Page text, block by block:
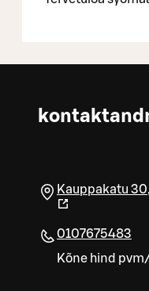
Kauppakatu 30,
0107675483
Kõne hind